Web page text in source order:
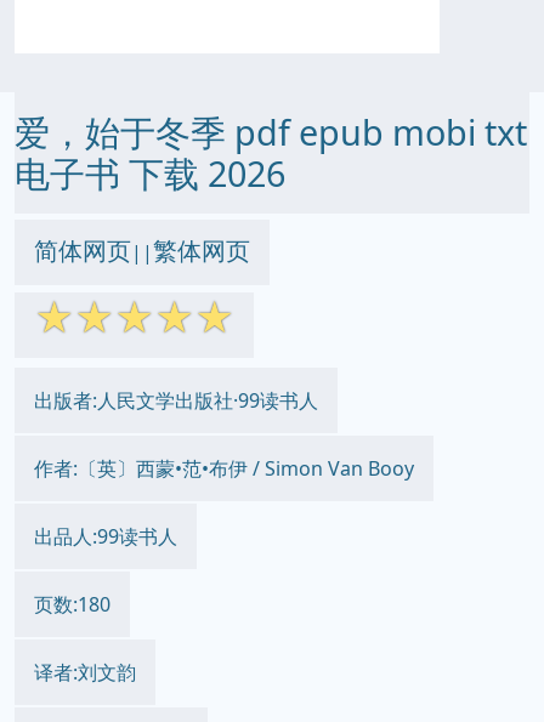
爱，始于冬季 pdf epub mobi txt
电子书 下载 2026
简体网页||繁体网页
☆☆☆☆☆
出版者:人民文学出版社·99读书人
作者:〔英〕西蒙•范•布伊 / Simon Van Booy
出品人:99读书人
页数:180
译者:刘文韵